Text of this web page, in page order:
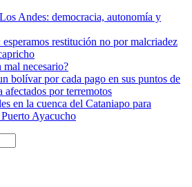
Andes: democracia, autonomía y
restitución no por malcriadez
necesario?
bolívar por cada pago en sus puntos de
afectados por terremotos
en la cuenca del Cataniapo para
Ayacucho